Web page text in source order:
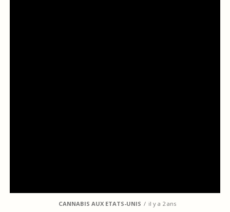
CANNABIS AUX ETATS-UNIS il y a 2 ans